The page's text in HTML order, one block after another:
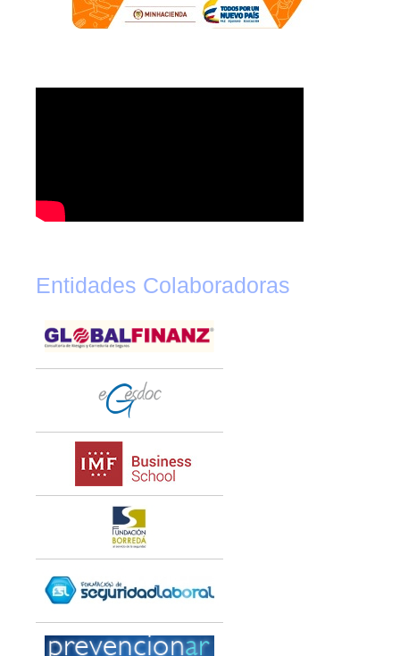
Entidades Colaboradoras